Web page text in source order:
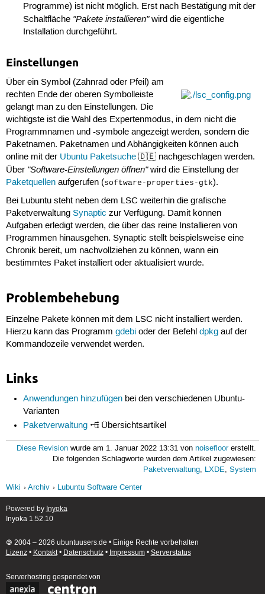
Programme) ist nicht möglich. Erst nach Bestätigung mit der
Schaltfläche "Pakete installieren"wird die eigentliche
Installation durchgeführt.
Einstellungen
Über ein Symbol (Zahnrad oder Pfeil) am
rechten Ende der oberen Symbolleiste
gelangt man zu den Einstellungen. Die
wichtigste ist die Wahl des Expertenmodus, in dem nicht die
Programmnamen und -symbole angezeigt werden, sondern die
Paketnamen. Paketnamen und Abhängigkeiten können auch
online mit der Ubuntu Paketsuche🇩🇪 nachgeschlagen werden.
Über "Software-Einstellungen öffnen"wird die Einstellung der
Paketquellenaufgerufen (software-properties-gtk).
Bei Lubuntu steht neben dem LSC weiterhin die grafische
Paketverwaltung Synaptic zur Verfügung. Damit können
Aufgaben erledigt werden, die über das reine Installieren von
Programmen hinausgehen. Synaptic stellt beispielsweise eine
Chronik bereit, um nachvollziehen zu können, wann ein
bestimmtes Paket installiert oder aktualisiert wurde.
Problembehebung
Einzelne Pakete können mit dem LSC nicht installiert werden.
Hierzu kann das Programm gdebioder der Befehl dpkgauf der
Kommandozeile verwendet werden.
Links
Anwendungen hinzufügen bei den verschiedenen Ubuntu-
Varianten
Paketverwaltung
Übersichtsartikel
Diese Revision wurde am 1. Januar 2022 13:31 vonnoisefloorerstellt.
Die folgenden Schlagworte wurden dem Artikel zugewiesen:
Paketverwaltung, LXDE,System
Wiki
Archiv Lubuntu Software Center
Powered by Inyoka
Inyoka 1.52.10
🄯 2004 – 2026 ubuntuusers.de • Einige Rechte vorbehalten
Lizenz• Kontakt• Datenschutz• Impressum• Serverstatus
Serverhosting gespendet von